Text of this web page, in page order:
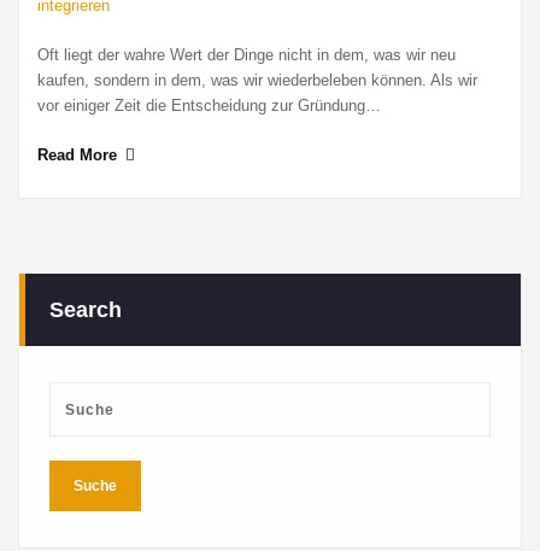
Oft liegt der wahre Wert der Dinge nicht in dem, was wir neu
kaufen, sondern in dem, was wir wiederbeleben können. Als wir
vor einiger Zeit die Entscheidung zur Gründung…
Read More
Search